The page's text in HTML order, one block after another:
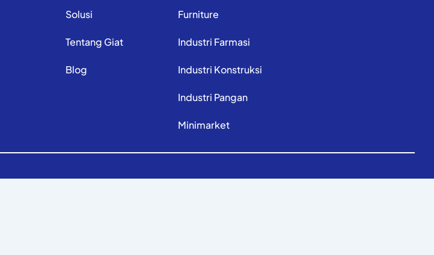
Solusi
Tentang Giat
Blog
Furniture
Industri Farmasi
Industri Konstruksi
Industri Pangan
Minimarket